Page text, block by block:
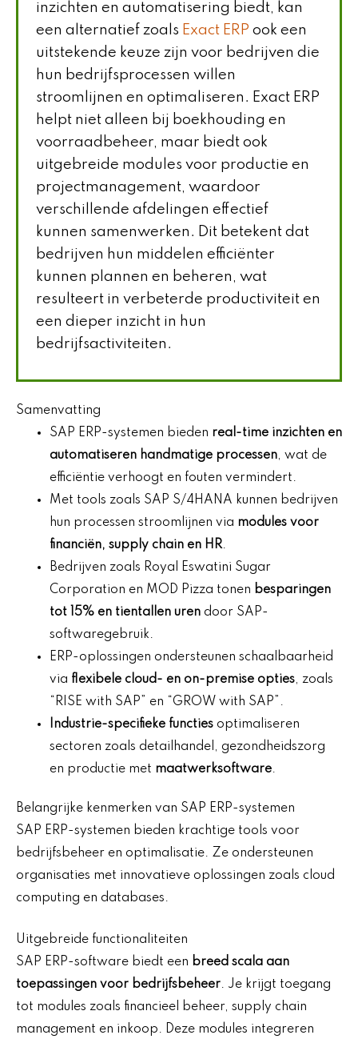
inzichten en automatisering biedt, kan
een alternatief zoals Exact ERP ook een
uitstekende keuze zijn voor bedrijven die
hun bedrijfsprocessen willen
stroomlijnen en optimaliseren. Exact ERP
helpt niet alleen bij boekhouding en
voorraadbeheer, maar biedt ook
uitgebreide modules voor productie en
projectmanagement, waardoor
verschillende afdelingen effectief
kunnen samenwerken. Dit betekent dat
bedrijven hun middelen efficiënter
kunnen plannen en beheren, wat
resulteert in verbeterde productiviteit en
een dieper inzicht in hun
bedrijfsactiviteiten.
Samenvatting
SAP ERP-systemen bieden real-time inzichten en
automatiseren handmatige processen, wat de
efficiëntie verhoogt en fouten vermindert.
Met tools zoals SAP S/4HANA kunnen bedrijven
hun processen stroomlijnen via modules voor
financiën, supply chain en HR.
Bedrijven zoals Royal Eswatini Sugar
Corporation en MOD Pizza tonen besparingen
tot 15% en tientallen uren door SAP-
softwaregebruik.
ERP-oplossingen ondersteunen schaalbaarheid
via flexibele cloud- en on-premise opties, zoals
“RISE with SAP” en “GROW with SAP”.
Industrie-specifieke functies optimaliseren
sectoren zoals detailhandel, gezondheidszorg
en productie met maatwerksoftware.
Belangrijke kenmerken van SAP ERP-systemen
SAP ERP-systemen bieden krachtige tools voor
bedrijfsbeheer en optimalisatie. Ze ondersteunen
organisaties met innovatieve oplossingen zoals cloud
computing en databases.
Uitgebreide functionaliteiten
SAP ERP-software biedt een breed scala aan
toepassingen voor bedrijfsbeheer. Je krijgt toegang
tot modules zoals financieel beheer, supply chain
management en inkoop. Deze modules integreren